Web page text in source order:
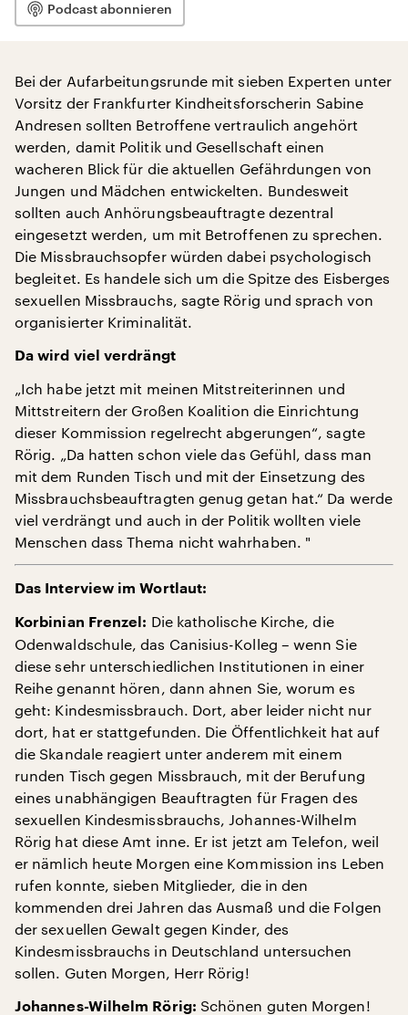
Podcast abonnieren
Bei der Aufarbeitungsrunde mit sieben Experten unter
Vorsitz der Frankfurter Kindheitsforscherin Sabine
Andresen sollten Betroffene vertraulich angehört
werden, damit Politik und Gesellschaft einen
wacheren Blick für die aktuellen Gefährdungen von
Jungen und Mädchen entwickelten. Bundesweit
sollten auch Anhörungsbeauftragte dezentral
eingesetzt werden, um mit Betroffenen zu sprechen.
Die Missbrauchsopfer würden dabei psychologisch
begleitet. Es handele sich um die Spitze des Eisberges
sexuellen Missbrauchs, sagte Rörig und sprach von
organisierter Kriminalität.
Da wird viel verdrängt
„Ich habe jetzt mit meinen Mitstreiterinnen und
Mittstreitern der Großen Koalition die Einrichtung
dieser Kommission regelrecht abgerungen“, sagte
Rörig. „Da hatten schon viele das Gefühl, dass man
mit dem Runden Tisch und mit der Einsetzung des
Missbrauchsbeauftragten genug getan hat.“ Da werde
viel verdrängt und auch in der Politik wollten viele
Menschen dass Thema nicht wahrhaben. "
Das Interview im Wortlaut:
Korbinian Frenzel: Die katholische Kirche, die
Odenwaldschule, das Canisius-Kolleg – wenn Sie
diese sehr unterschiedlichen Institutionen in einer
Reihe genannt hören, dann ahnen Sie, worum es
geht: Kindesmissbrauch. Dort, aber leider nicht nur
dort, hat er stattgefunden. Die Öffentlichkeit hat auf
die Skandale reagiert unter anderem mit einem
runden Tisch gegen Missbrauch, mit der Berufung
eines unabhängigen Beauftragten für Fragen des
sexuellen Kindesmissbrauchs, Johannes-Wilhelm
Rörig hat diese Amt inne. Er ist jetzt am Telefon, weil
er nämlich heute Morgen eine Kommission ins Leben
rufen konnte, sieben Mitglieder, die in den
kommenden drei Jahren das Ausmaß und die Folgen
der sexuellen Gewalt gegen Kinder, des
Kindesmissbrauchs in Deutschland untersuchen
sollen. Guten Morgen, Herr Rörig!
Johannes-Wilhelm Rörig: Schönen guten Morgen!